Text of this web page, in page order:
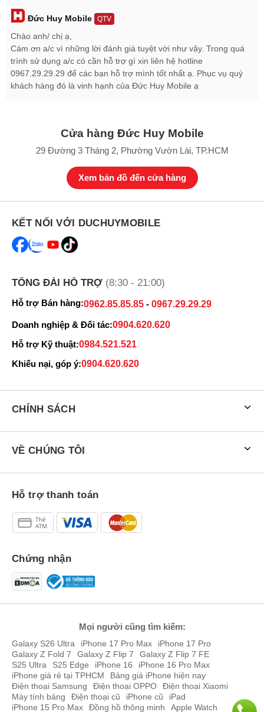
Thiết kế Google Pixel 8 Pro 5G
làm từ kim loại nguyên khối và mặt lưng được làm từ kính bóng bẩy
và sang trọng. Đồng thời, máy cũng có chuẩn chống nước/ bụi
IP68, mặt lưng của mẫu smartphone Google Pixel 8 Pro 5G là hệ
Đức Huy Mobile QTV
Chào anh/ chị ạ,
Cám ơn a/c vì những lời đánh giá tuyệt vời như vậy. Trong quá
trình sử dụng a/c có cần hỗ trợ gì xin liên hệ hotline
0967.29.29.29 để các bạn hỗ trợ mình tốt nhất ạ. Phục vụ quý
khách hàng đó là vinh hạnh của Đức Huy Mobile ạ
Cửa hàng Đức Huy Mobile
29 Đường 3 Tháng 2, Phường Vườn Lài, TP.HCM
Xem bản đồ đến cửa hàng
KẾT NỐI VỚI DUCHUYMOBILE
TỔNG ĐÀI HỖ TRỢ (8:30 - 21:00)
Hỗ trợ Bán hàng:0962.85.85.85 - 0967.29.29.29
Doanh nghiệp & Đối tác:0904.620.620
Hỗ trợ Kỹ thuật:0984.521.521
Khiếu nại, góp ý:0904.620.620
CHÍNH SÁCH
VỀ CHÚNG TÔI
Hỗ trợ thanh toán
Chứng nhận
Mọi người cũng tìm kiếm:
Galaxy S26 Ultra iPhone 17 Pro Max
iPhone 17 Pro
Galaxy Z Fold 7
Galaxy Z Flip 7
Galaxy Z Flip 7 FE
S25 Ultra
S25 Edge iPhone 16
iPhone 16 Pro Max
iPhone giá rẻ tại TPHCM
Bảng giá iPhone hiện nay
Điện thoại Samsung
Điện thoại OPPO
Điện thoại Xiaomi
Máy tính bảng
Điện thoại cũ iPhone cũ
iPad
iPhone 15 Pro Max
Đồng hồ thông minh Apple Watch